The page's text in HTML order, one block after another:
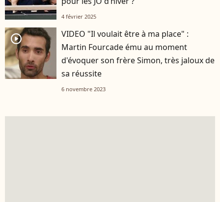
4 février 2025
player2
VIDEO "Il voulait être à ma place" :
Martin Fourcade ému au moment
d'évoquer son frère Simon, très jaloux de
sa réussite
6 novembre 2023